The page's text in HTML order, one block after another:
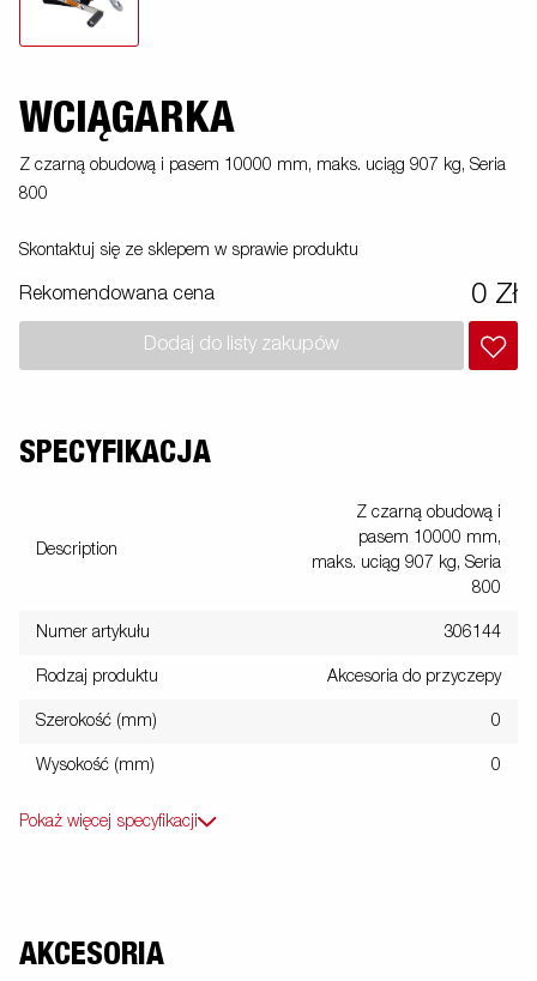
WCIĄGARKA
Z czarną obudową i pasem 10000 mm, maks. uciąg 907 kg, Seria
800
Skontaktuj się ze sklepem w sprawie produktu
Rekomendowana cena 0 Zł
Dodaj do listy zakupów
SPECYFIKACJA
Description
Z czarną obudową i
pasem 10000 mm,
maks. uciąg 907 kg, Seria
800
Numer artykułu 306144
Rodzaj produktu Akcesoria do przyczepy
Szerokość (mm) 0
Wysokość (mm) 0
Pokaż więcej specyfikacji
AKCESORIA